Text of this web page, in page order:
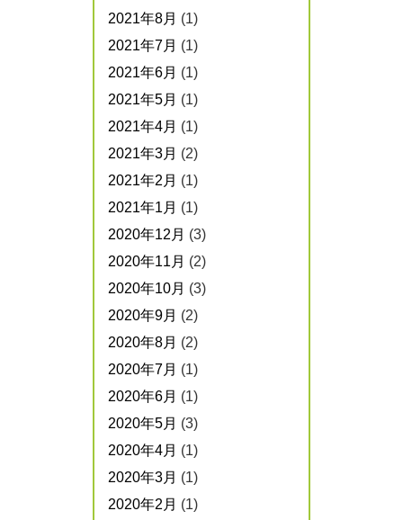
2021年8月 (1)
2021年7月 (1)
2021年6月 (1)
2021年5月 (1)
2021年4月 (1)
2021年3月 (2)
2021年2月 (1)
2021年1月 (1)
2020年12月 (3)
2020年11月 (2)
2020年10月 (3)
2020年9月 (2)
2020年8月 (2)
2020年7月 (1)
2020年6月 (1)
2020年5月 (3)
2020年4月 (1)
2020年3月 (1)
2020年2月 (1)